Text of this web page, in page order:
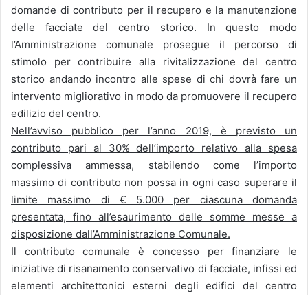
domande di contributo per il recupero e la manutenzione
delle facciate del centro storico. In questo modo
l’Amministrazione comunale prosegue il percorso di
stimolo per contribuire alla rivitalizzazione del centro
storico andando incontro alle spese di chi dovrà fare un
intervento migliorativo in modo da promuovere il recupero
edilizio del centro.
Nell’avviso pubblico per l’anno 2019, è previsto un
contributo pari al 30% dell’importo relativo alla spesa
complessiva ammessa, stabilendo come l’importo
massimo di contributo non possa in ogni caso superare il
limite massimo di € 5.000 per ciascuna domanda
presentata, fino all’esaurimento delle somme messe a
disposizione dall’Amministrazione Comunale.
Il contributo comunale è concesso per finanziare le
iniziative di risanamento conservativo di facciate, infissi ed
elementi architettonici esterni degli edifici del centro